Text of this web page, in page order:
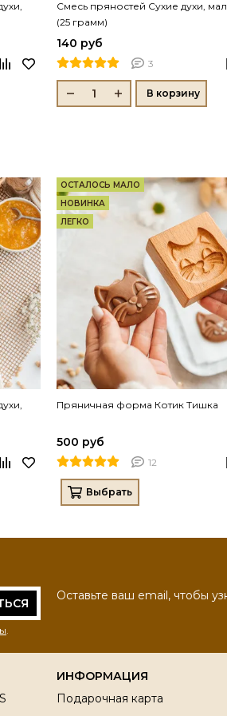
Смесь пряностей Сухие духи,
(25 грамм)
140 руб
3
В корзину
ОСТАЛОСЬ МАЛО
НОВИНКА
ЛЕГКО
Пряничная форма Котик Тишка
500 руб
12
Выбрать
Оставьте ваш email, чтобы
ИНФОРМАЦИЯ
Подарочная карта